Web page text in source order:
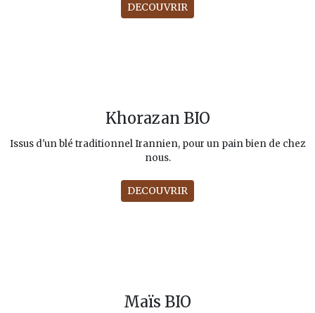
DECOUVRIR
Khorazan BIO
Issus d'un blé traditionnel Irannien, pour un pain bien de chez
nous.
DECOUVRIR
Maïs BIO